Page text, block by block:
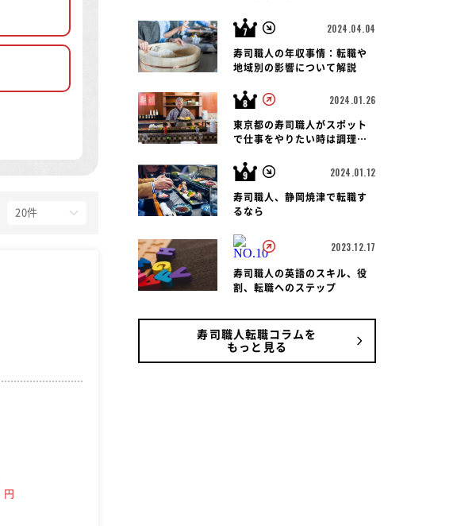
円
説！
2024.04.04
寿司職人の年収事情：転職や
地域別の影響について解説
2024.01.26
東京都の寿司職人がスポット
で仕事をやりたい時は調理師
2024.01.12
寿司職人、静岡焼津で転職す
るなら
2023.12.17
寿司職人の英語のスキル、役
割、転職へのステップ
寿司職人転職コラムを
もっと見る